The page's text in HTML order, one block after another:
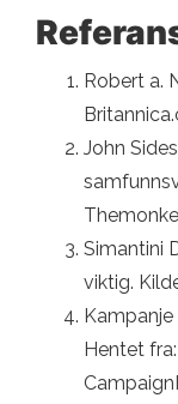
Robert a.
John
Simantini
viktig.
Hentet fra: